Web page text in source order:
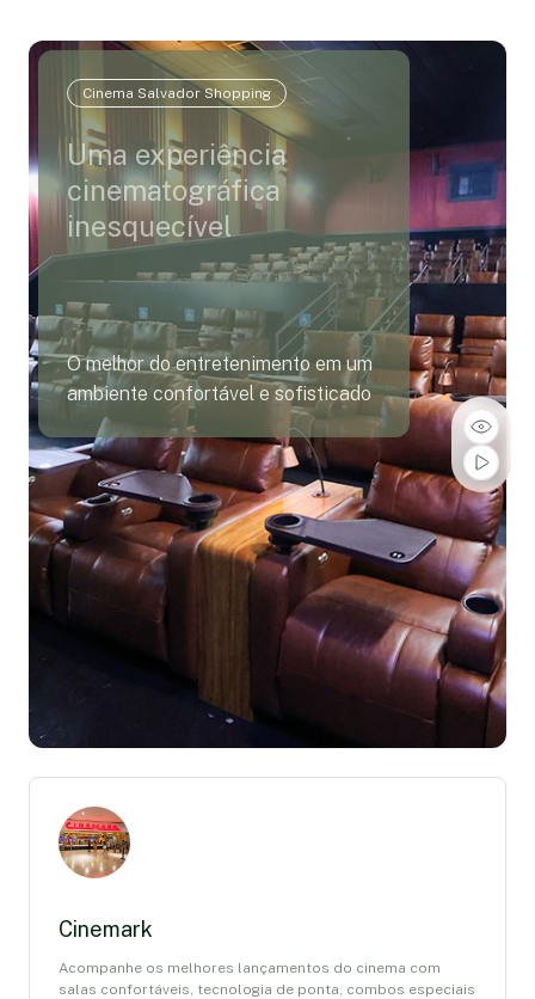
Cinema Salvador Shopping
Uma experiência
cinematográfica
inesquecível
O melhor do entretenimento em um
ambiente confortável e sofisticado
Cinemark
Acompanhe os melhores lançamentos do cinema com
salas confortáveis, tecnologia de ponta, combos especiais